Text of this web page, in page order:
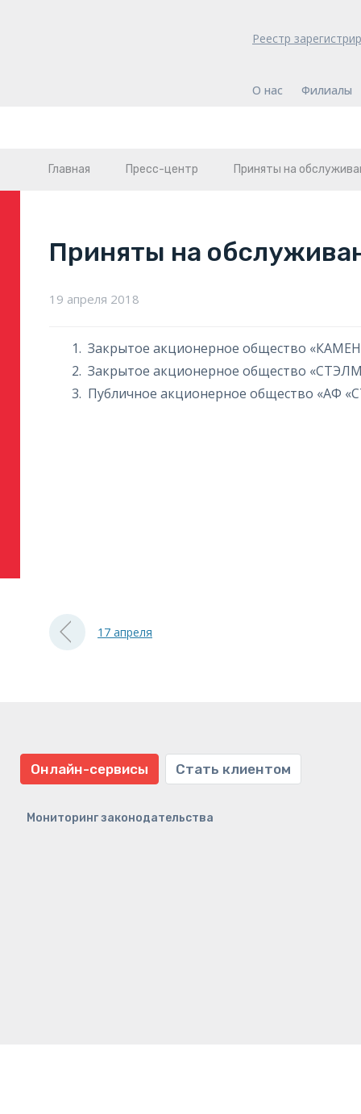
Реестр
О нас Филиалы
Главная Пресс-центр Приняты на
Приняты на
19 апреля 2018
Закрытое акционерное общество
Закрытое акционерное общество
Публичное акционерное общество «АФ
17 апреля
Онлайн-сервисы Стать клиентом
Мониторинг законодательства